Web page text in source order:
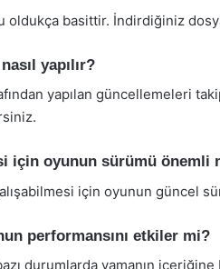
oldukça basittir. İndirdiğiniz
yapılır?
yapılan güncellemeleri
için oyunun sürümü önemli
için oyunun güncel
performansını etkiler mi?
durumlarda yamanın